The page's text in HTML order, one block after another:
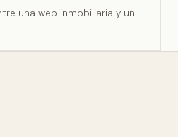
una web inmobiliaria y un